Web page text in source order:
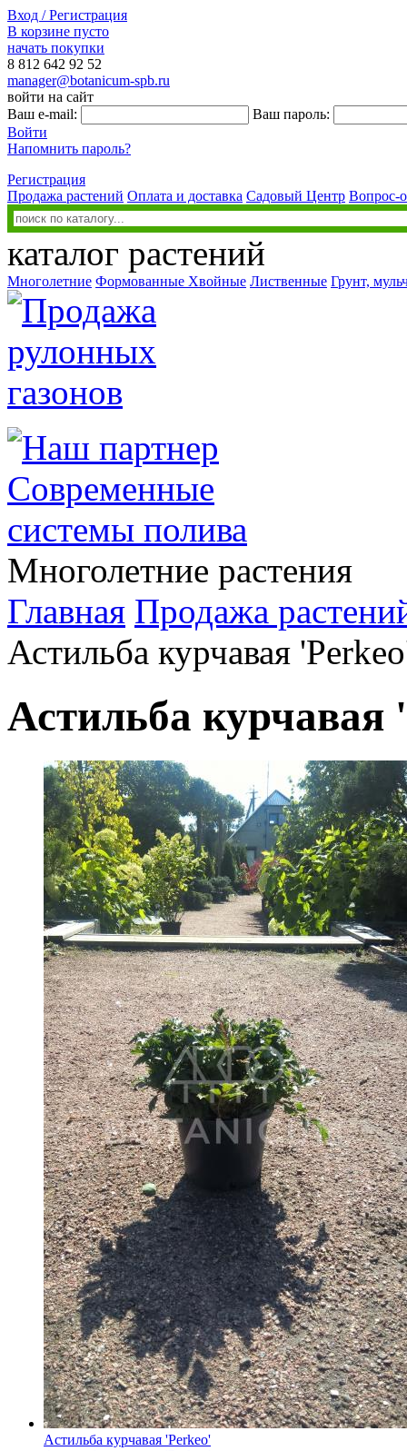
Вход / Регистрация
В корзине пусто
начать покупки
8 812 642 92 52
manager@botanicum-spb.ru
войти на сайт
Ваш e-mail:
Ваш пароль:
Войти
Напомнить пароль?
Регистрация
Продажа растений Оплата и доставка Садовый Центр Вопрос-
каталог растений
Многолетние Формованные Хвойные Лиственные Грунт,
Многолетние растения
Главная Продажа
Астильба курчавая
Астильба курчавая
Астильба курчавая 'Perkeo'